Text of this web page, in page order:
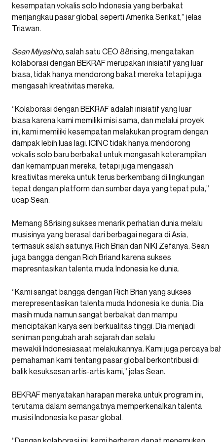
kesempatan vokalis solo Indonesia yang berbakat
menjangkau pasar global, seperti Amerika Serikat,” jelas
Triawan.
Sean Miyashiro, salah satu CEO 88rising, mengatakan
kolaborasi dengan BEKRAF merupakan inisiatif yang luar
biasa, tidak hanya mendorong bakat mereka tetapi juga
mengasah kreativitas mereka.
“Kolaborasi dengan BEKRAF adalah inisiatif yang luar
biasa karena kami memiliki misi sama, dan melalui proyek
ini, kami memiliki kesempatan melakukan program dengan
dampak lebih luas lagi. ICINC tidak hanya mendorong
vokalis solo baru berbakat untuk mengasah keterampilan
dan kemampuan mereka, tetapi juga mengasah
kreativitas mereka untuk terus berkembang di lingkungan
tepat dengan platform dan sumber daya yang tepat pula,”
ucap Sean.
Memang 88rising sukses menarik perhatian dunia melalu
musisinya yang berasal dari berbagai negara di Asia,
termasuk salah satunya Rich Brian dan NIKI Zefanya. Sean
juga bangga dengan Rich Briand karena sukses
mepresntasikan talenta muda Indonesia ke dunia.
“Kami sangat bangga dengan Rich Brian yang sukses
merepresentasikan talenta muda Indonesia ke dunia. Dia
masih muda namun sangat berbakat dan mampu
menciptakan karya seni berkualitas tinggi. Dia menjadi
seniman pengubah arah sejarah dan selalu
mewakili Indonesiasaat melakukannya. Kami juga percaya
pemahaman kami tentang pasar global berkontribusi di
balik kesuksesan artis-artis kami,” jelas Sean.
BEKRAF menyatakan harapan mereka untuk program ini,
terutama dalam semangatnya memperkenalkan talenta
musisi Indonesia ke pasar global.